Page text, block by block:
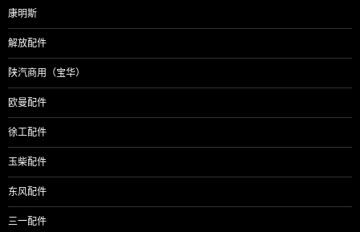
康明斯
解放配件
陕汽商用（宝华）
欧曼配件
徐工配件
玉柴配件
东风配件
三一配件